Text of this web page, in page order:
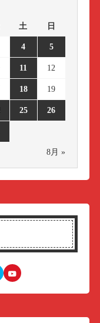
土 日
4 5
11 12
18 19
25 26
8月 »